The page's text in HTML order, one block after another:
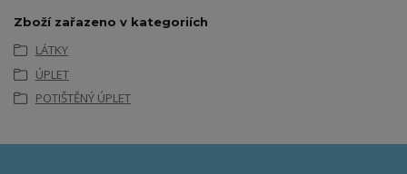
Zboží zařazeno v kategoriích
LÁTKY
ÚPLET
POTIŠTĚNÝ ÚPLET